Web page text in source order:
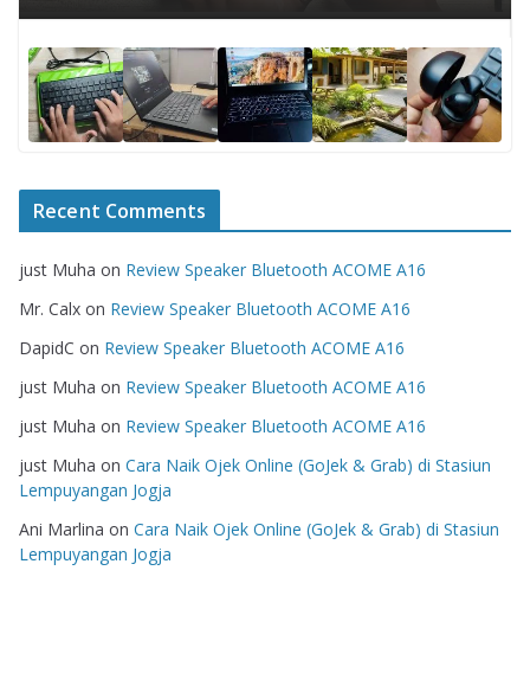
Recent Comments
just Muha on Review Speaker Bluetooth ACOME A16
Mr. Calx on Review Speaker Bluetooth ACOME A16
DapidC on Review Speaker Bluetooth ACOME A16
just Muha on Review Speaker Bluetooth ACOME A16
just Muha on Review Speaker Bluetooth ACOME A16
just Muha on Cara Naik Ojek Online (GoJek & Grab) di Stasiun
Lempuyangan Jogja
Ani Marlina on Cara Naik Ojek Online (GoJek & Grab) di Stasiun
Lempuyangan Jogja